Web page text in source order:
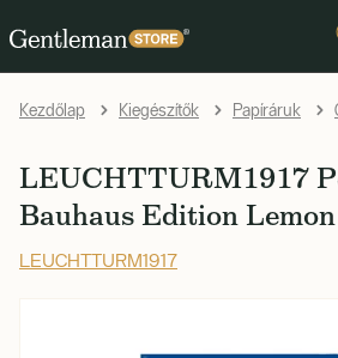
Kezdőlap Kiegészítők Papíráruk
LEUCHTTURM1917
Bauhaus Edition Lemon
LEUCHTTURM1917